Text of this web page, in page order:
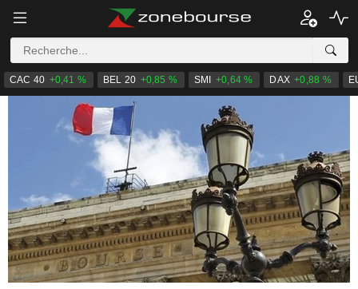
CAC 40 +0,41 % BEL 20 +0,85 % SMI +0,64 % DAX +0,88 %